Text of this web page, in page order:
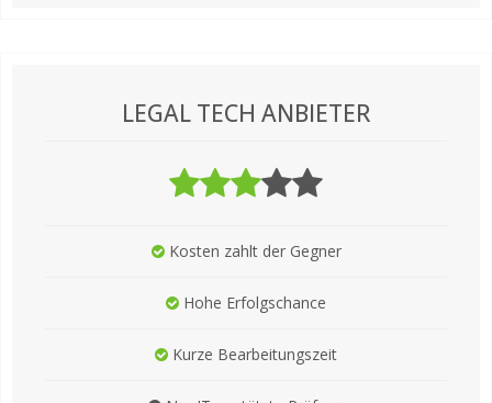
LEGAL TECH ANBIETER
Kosten zahlt der Gegner
Hohe Erfolgschance
Kurze Bearbeitungszeit